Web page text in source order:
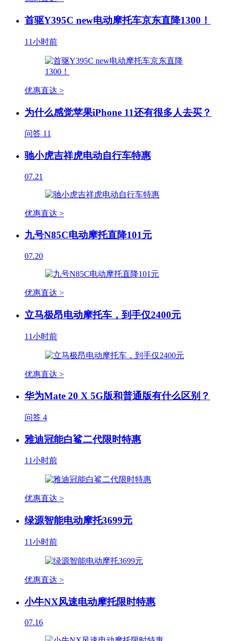
首驱Y395C new电动摩托车京东直降1300！
11小时前
优惠直达 >
为什么感觉苹果iPhone 11还有很多人去买？
问答 11
驰小虎吉祥虎电动自行车特惠
07.21
优惠直达 >
九号N85C电动摩托直降101元
07.20
优惠直达 >
立马极昂电动摩托车，到手仅2400元
11小时前
优惠直达 >
华为Mate 20 X 5G版和普通版有什么区别？
问答 4
雅迪冠能白鲨二代限时特惠
11小时前
优惠直达 >
绿源智能电动摩托3699元
11小时前
优惠直达 >
小牛NX风速电动摩托限时特惠
07.16